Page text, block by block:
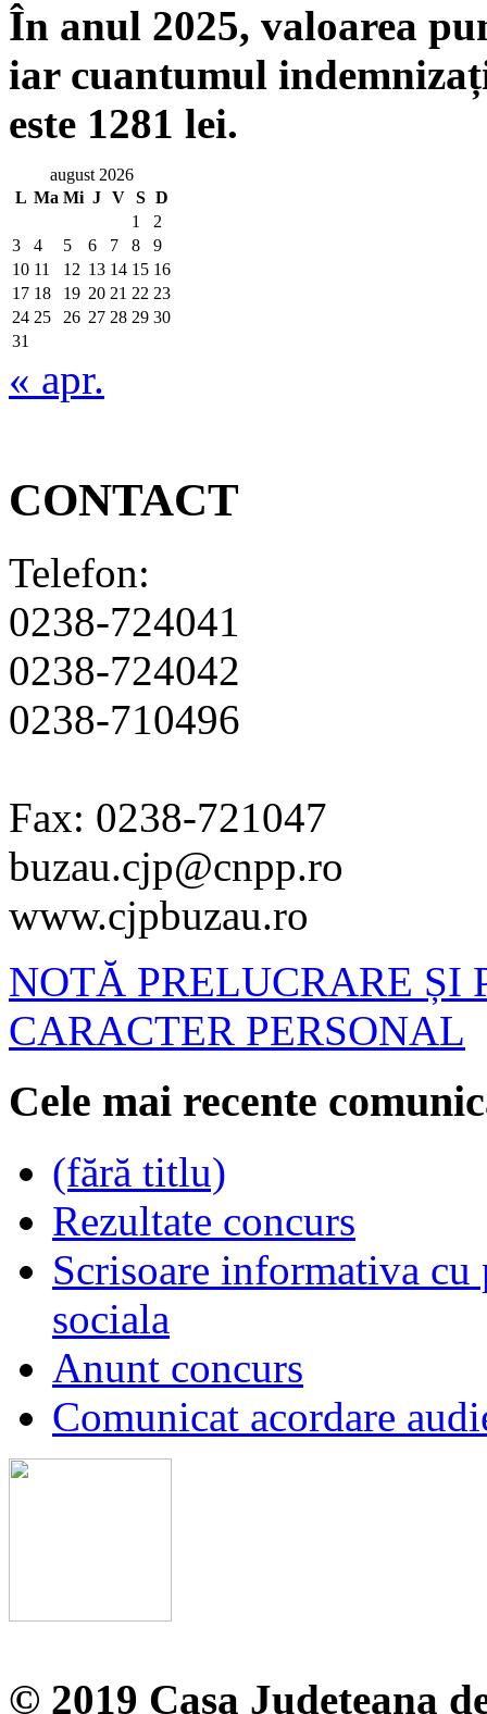
În anul 2025, valoarea
iar cuantumul
este 1281 lei.
august 2026
L Ma Mi J V S D
1
2
3
4 5 6 7 8
9
10 11 12 13 14 15 16
17 18 19 20 21 22 23
24 25 26 27 28 29 30
31
« apr.
CONTACT
Telefon:
0238-724041
0238-724042
0238-710496
Fax: 0238-721047
buzau.cjp@cnpp.ro
www.cjpbuzau.ro
NOTĂ PRELUCRARE ȘI
CARACTER PERSONAL
Cele mai recente
(fără titlu)
Rezultate concurs
Scrisoare informativa
sociala
Anunt concurs
Comunicat acordare
© 2019 Casa Judeteana